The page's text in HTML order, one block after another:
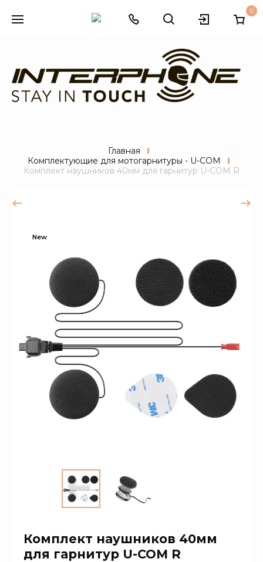
0
Главная
Комплектующие для мотогарнитуры - U-COM
Комплект наушников 40мм для гарнитур U-COM R
New
Комплект наушников 40мм
для гарнитур U-COM R